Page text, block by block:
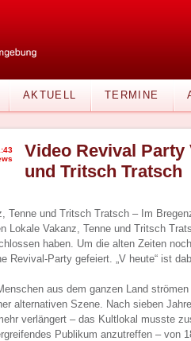
AKTUELL TERMINE
Video Revival Party
und Tritsch Tratsch
Tenne und Tritsch Tratsch – Im
Lokale Vakanz, Tenne und Tritsch
haben. Um die alten Zeiten
Revival-Party gefeiert. „V heute“ ist
aus dem ganzen Land
alternativen Szene. Nach sieben
verlängert – das Kultlokal musste
Publikum anzutreffen – von